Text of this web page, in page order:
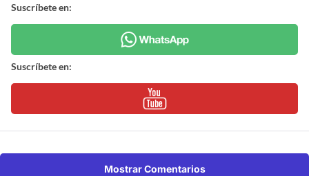
Suscríbete en:
Suscríbete en:
Mostrar Comentarios